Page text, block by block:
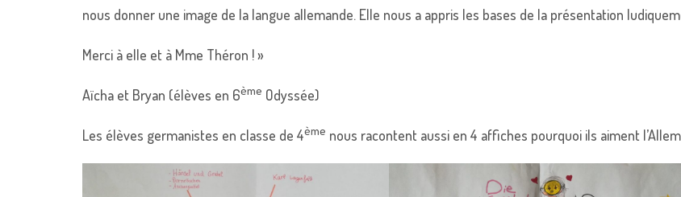
nous donner une image de la langue allemande. Elle nous a appris les bases de la présentation
Merci à elle et à Mme Théron ! »
Aïcha et Bryan (élèves en 6ème Odyssée)
Les élèves germanistes en classe de 4ème nous racontent aussi en 4 affiches pourquoi ils aiment